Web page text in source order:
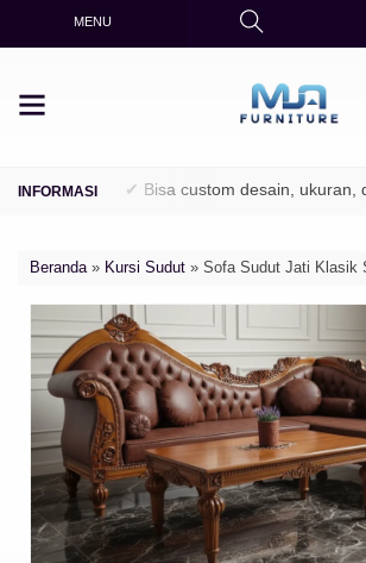
MENU
✔ Bisa custom desain, ukuran,
Beranda» Kursi Sudut » Sofa Sudut Jati Klasik